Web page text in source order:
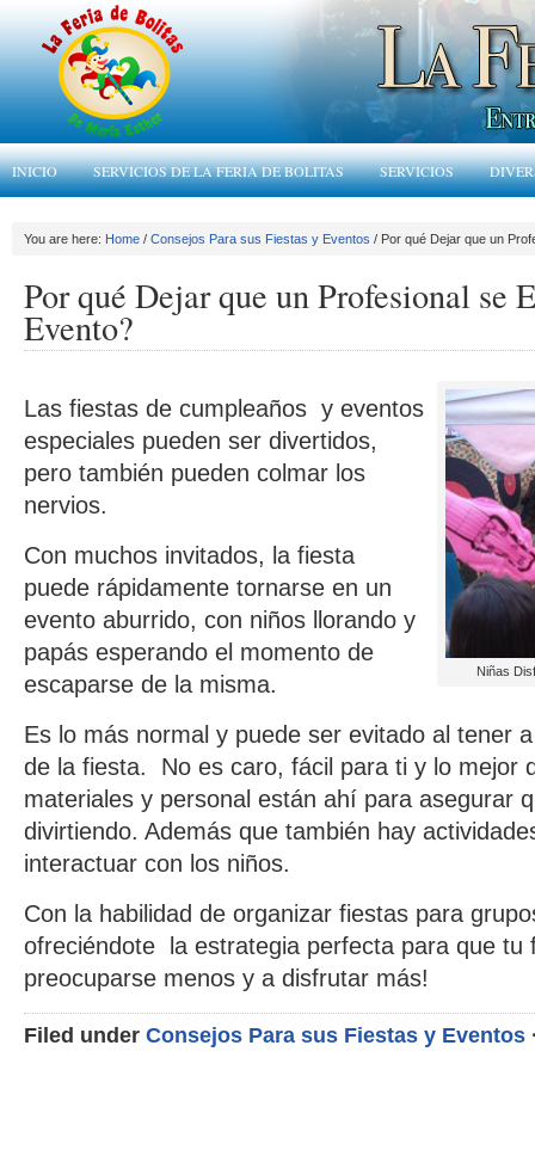
INICIO SERVICIOS DE LA FERIA DE BOLITAS SERVICIOS
You are here: Home / Consejos Para sus Fiestas y Eventos / Por qué Dejar que un
Por qué Dejar que un Profesional se
Evento?
Niñas
Las fiestas de cumpleaños y eventos
especiales pueden ser divertidos,
pero también pueden colmar los
nervios.
Con muchos invitados, la fiesta
puede rápidamente tornarse en un
evento aburrido, con niños llorando y
papás esperando el momento de
escaparse de la misma.
Es lo más normal y puede ser evitado al tener
de la fiesta. No es caro, fácil para ti y lo mejor
materiales y personal están ahí para asegurar
divirtiendo. Además que también hay
interactuar con los niños.
Con la habilidad de organizar fiestas para
ofreciéndote la estrategia perfecta para que tu
preocuparse menos y a disfrutar más!
Filed under Consejos Para sus Fiestas y Eventos